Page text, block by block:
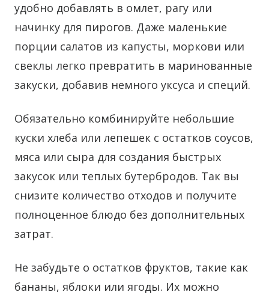
удобно добавлять в омлет, рагу или
начинку для пирогов. Даже маленькие
порции салатов из капусты, моркови или
свеклы легко превратить в маринованные
закуски, добавив немного уксуса и специй.
Обязательно комбинируйте небольшие
куски хлеба или лепешек с остатков соусов,
мяса или сыра для создания быстрых
закусок или теплых бутербродов. Так вы
снизите количество отходов и получите
полноценное блюдо без дополнительных
затрат.
Не забудьте о остатков фруктов, такие как
бананы, яблоки или ягоды. Их можно